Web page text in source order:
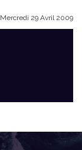
Mercredi 29 Avril 2009